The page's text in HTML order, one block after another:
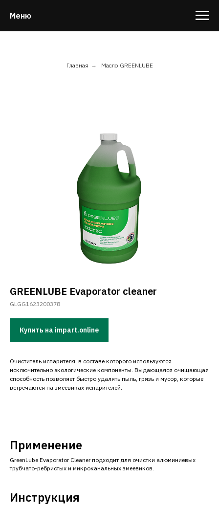
Меню
Главная → Масло GREENLUBE
GREENLUBE Evaporator cleaner
GLGG1623200378
Купить на impart.online
Очиститель испарителя, в составе которого используются
исключительно экологические компоненты. Выдающаяся очищающая
способность позволяет быстро удалять пыль, грязь и мусор, которые
встречаются на змеевиках испарителей.
Применение
GreenLube Evaporator Cleaner подходит для очистки алюминиевых
трубчато-ребристых и микроканальных змеевиков.
Инструкция